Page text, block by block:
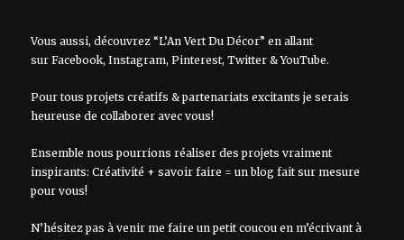
Vous aussi, découvrez “L’An Vert Du Décor” en allant
sur Facebook, Instagram, Pinterest, Twitter&YouTube.
Pour tous projets créatifs & partenariats excitants je serais
heureuse de collaborer avec vous!
Ensemble nous pourrions réaliser des projets vraiment
inspirants: Créativité + savoir faire = un blog fait sur mesure
pour vous!
N’hésitez pas à venir me faire un petit coucou en m’écrivant à